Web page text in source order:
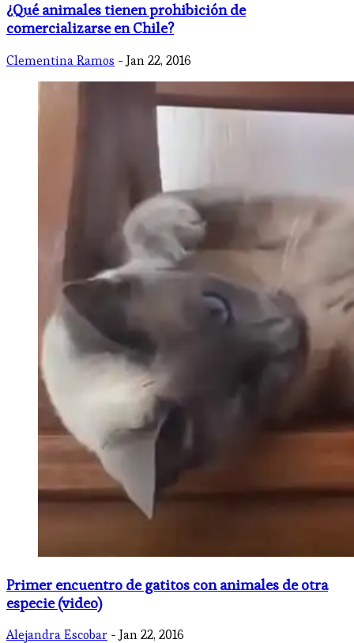
¿Qué animales tienen prohibición de
comercializarse en Chile?
Clementina Ramos - Jan 22, 2016
Primer encuentro de gatitos con animales de otra
especie (video)
Alejandra Escobar - Jan 22, 2016